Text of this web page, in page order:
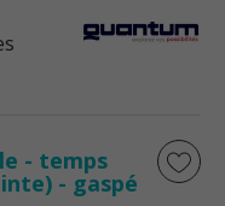
- temps
- gaspé